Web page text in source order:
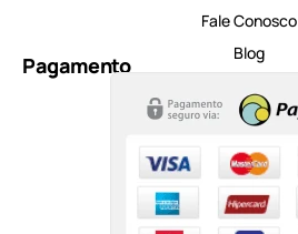
Fale Conosco
Blog
Pagamento